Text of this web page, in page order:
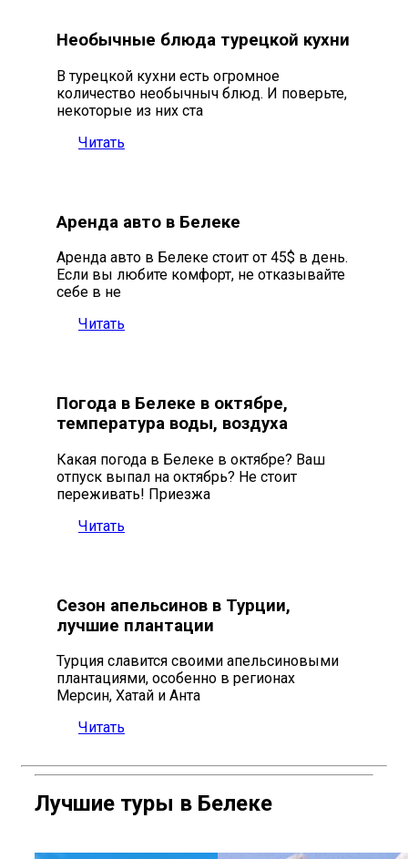
Необычные блюда турецкой кухни
В турецкой кухни есть огромное
количество необычныч блюд. И поверьте,
некоторые из них ста
Читать
Аренда авто в Белеке
Аренда авто в Белеке стоит от 45$ в день.
Если вы любите комфорт, не отказывайте
себе в не
Читать
Погода в Белеке в октябре,
температура воды, воздуха
Какая погода в Белеке в октябре? Ваш
отпуск выпал на октябрь? Не стоит
переживать! Приезжа
Читать
Сезон апельсинов в Турции,
лучшие плантации
Турция славится своими апельсиновыми
плантациями, особенно в регионах
Мерсин, Хатай и Анта
Читать
Лучшие туры в Белеке